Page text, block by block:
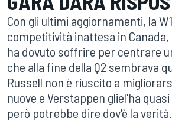
Con gli ultimi aggiornamenti, la
competitività inattesa in
ha dovuto soffrire per centrare
che alla fine della Q2 sembrava
Russell non è riuscito a
nuove e Verstappen gliel'ha
però potrebbe dire dov'è la verità...